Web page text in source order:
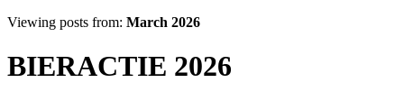
Viewing posts from: March 2026
BIERACTIE 2026